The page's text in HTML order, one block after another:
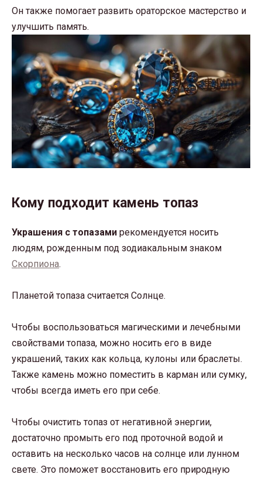
Он также помогает развить ораторское мастерство и
улучшить память.
Кому подходит камень топаз
Украшения с топазами рекомендуется носить
людям, рожденным под зодиакальным знаком
Скорпиона.
Планетой топаза считается Солнце.
Чтобы воспользоваться магическими и лечебными
свойствами топаза, можно носить его в виде
украшений, таких как кольца, кулоны или браслеты.
Также камень можно поместить в карман или сумку,
чтобы всегда иметь его при себе.
Чтобы очистить топаз от негативной энергии,
достаточно промыть его под проточной водой и
оставить на несколько часов на солнце или лунном
свете. Это поможет восстановить его природную